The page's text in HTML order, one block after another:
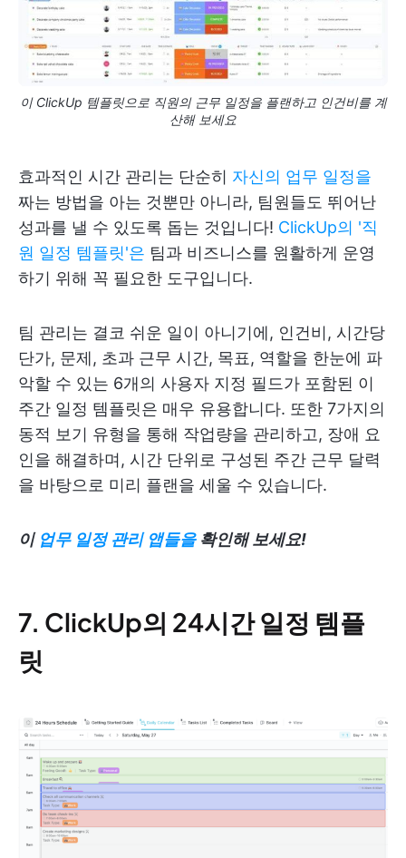
이 ClickUp 템플릿으로 직원의 근무 일정을 플랜하고 인건비를 계
산해 보세요
효과적인 시간 관리는 단순히 자신의 업무 일정을
짜는 방법을 아는 것뿐만 아니라, 팀원들도 뛰어난
성과를 낼 수 있도록 돕는 것입니다! ClickUp의 '직
원 일정 템플릿'은 팀과 비즈니스를 원활하게 운영
하기 위해 꼭 필요한 도구입니다.
팀 관리는 결코 쉬운 일이 아니기에, 인건비, 시간당
단가, 문제, 초과 근무 시간, 목표, 역할을 한눈에 파
악할 수 있는 6개의 사용자 지정 필드가 포함된 이
주간 일정 템플릿은 매우 유용합니다. 또한 7가지의
동적 보기 유형을 통해 작업량을 관리하고, 장애 요
인을 해결하며, 시간 단위로 구성된 주간 근무 달력
을 바탕으로 미리 플랜을 세울 수 있습니다.
이 업무 일정 관리 앱들을확인해 보세요!
7. ClickUp의 24시간 일정 템플
릿